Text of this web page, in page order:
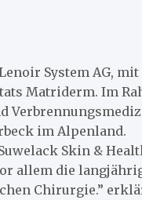
System AG,
Matriderm. Im
im Alpenland.
Skin &
allem die
Chirurgie.”